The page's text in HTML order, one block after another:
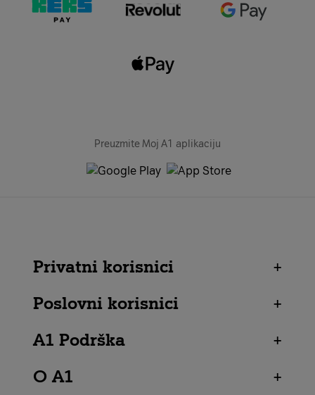
Preuzmite Moj A1 aplikaciju
Privatni korisnici
+
Poslovni korisnici
+
A1 Podrška
+
O A1
+